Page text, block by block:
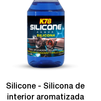
Silicone - Silicona de
interior aromatizada